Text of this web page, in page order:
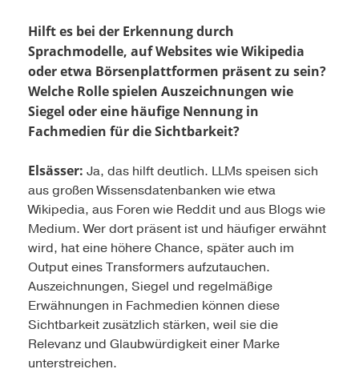
Hilft es bei der Erkennung durch
Sprachmodelle, auf Websites wie Wikipedia
oder etwa Börsenplattformen präsent zu sein?
Welche Rolle spielen Auszeichnungen wie
Siegel oder eine häufige Nennung in
Fachmedien für die Sichtbarkeit?
Elsässer: Ja, das hilft deutlich. LLMs speisen sich
aus großen Wissensdatenbanken wie etwa
Wikipedia, aus Foren wie Reddit und aus Blogs wie
Medium. Wer dort präsent ist und häufiger erwähnt
wird, hat eine höhere Chance, später auch im
Output eines Transformers aufzutauchen.
Auszeichnungen, Siegel und regelmäßige
Erwähnungen in Fachmedien können diese
Sichtbarkeit zusätzlich stärken, weil sie die
Relevanz und Glaubwürdigkeit einer Marke
unterstreichen.